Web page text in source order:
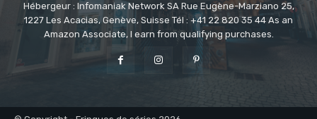
Hébergeur : Infomaniak Network SA Rue Eugène-Marziano 25,
1227 Les Acacias, Genève, Suisse Tél : +41 22 820 35 44 As an
Amazon Associate, I earn from qualifying purchases.